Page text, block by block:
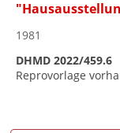
1981
DHMD 2022/459.6
Reprovorlage